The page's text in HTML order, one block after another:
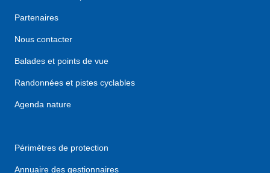
Partenaires
Nous contacter
Balades et points de vue
Randonnées et pistes cyclables
Agenda nature
Périmètres de protection
Annuaire des gestionnaires